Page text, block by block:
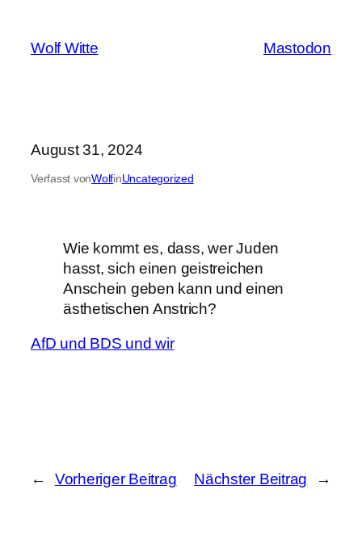
springen
Wolf Witte Mastodon
August 31, 2024
Verfasst vonWolfinUncategorized
Wie kommt es, dass, wer Juden
hasst, sich einen geistreichen
Anschein geben kann und einen
ästhetischen Anstrich?
AfD und BDS und wir
← Vorheriger Beitrag Nächster Beitrag →